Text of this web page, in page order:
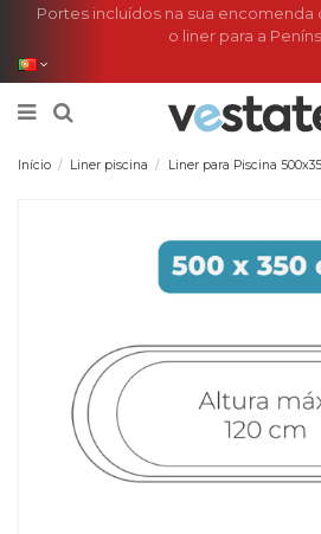
Portes incluídos na sua encomenda
o liner para a
Início Liner piscina Liner para Piscina